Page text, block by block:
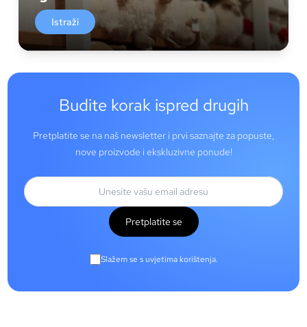
Istraži
Budite korak ispred drugih
Pretplatite se na naš newsletter i prvi saznajte za popuste,
nove proizvode i ekskluzivne ponude!
Pretplatite se
Slažem se s uvjetima korištenja.